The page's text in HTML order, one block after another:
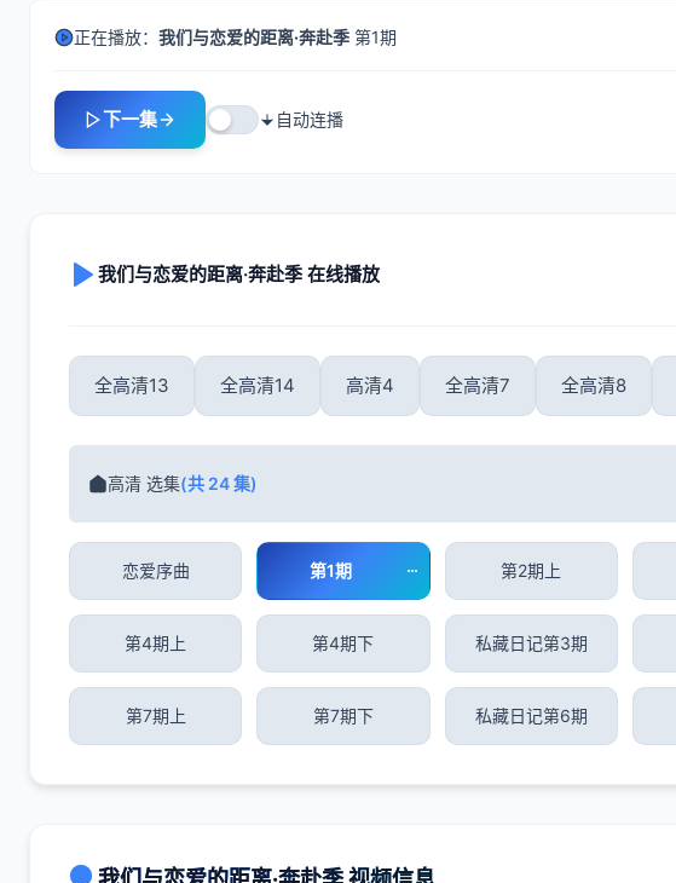
正在播放： 我们与恋爱的距离·奔赴季 第1期
下一集 自动连播
我们与恋爱的距离·奔赴季 在线播放
全高清13 全高清14 高清4 全高清7 全高清8
高清 选集(共 24 集)
恋爱序曲 第1期 第2期上
第4期上 第4期下 私藏日记第3期
第7期上 第7期下 私藏日记第6期